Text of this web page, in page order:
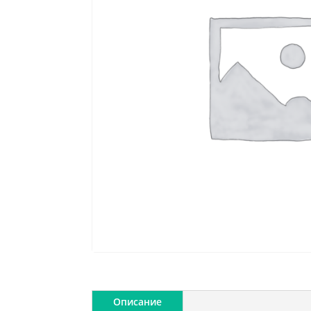
Описание